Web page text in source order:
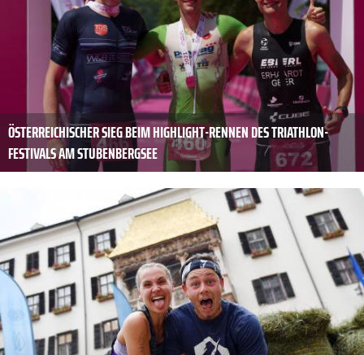
ÖSTERREICHISCHER SIEG BEIM HIGHLIGHT-RENNEN DES TRIATHLON-
FESTIVALS AM STUBENBERGSEE